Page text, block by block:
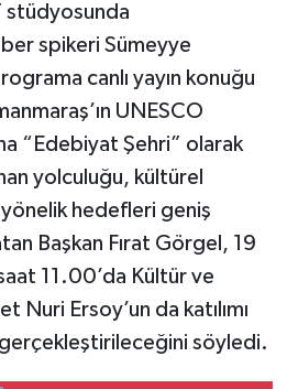
stüdyosunda
spikeri Sümeyye
canlı yayın konuğu
UNESCO
“Edebiyat Şehri” olarak
yolculuğu, kültürel
hedefleri geniş
Başkan Fırat Görgel, 19
11.00’da Kültür ve
Nuri Ersoy’un da katılımı
gerçekleştirileceğini söyledi.